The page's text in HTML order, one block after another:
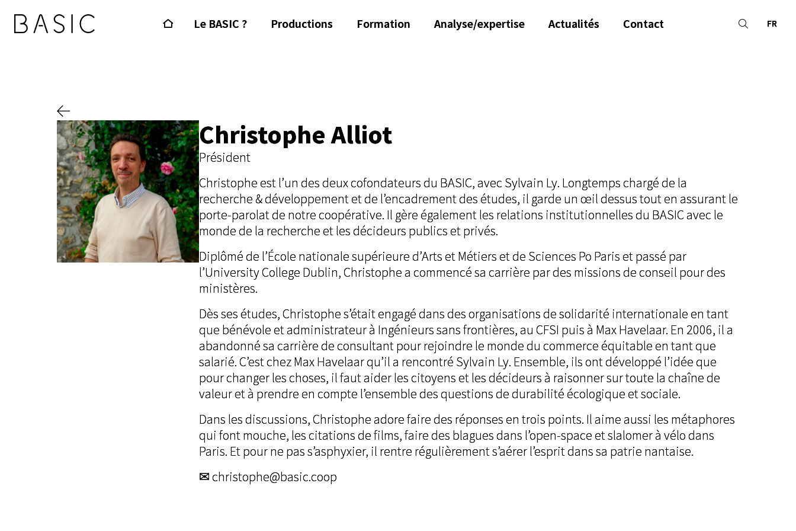
Le BASIC ? Productions Formation Analyse/expertise Actualités Contact FR
Christophe Alliot
Président
Christophe est l’un des deux cofondateurs du BASIC, avec Sylvain Ly. Longtemps chargé de la
recherche & développement et de l’encadrement des études, il garde un œil dessus tout en assurant le
porte-parolat de notre coopérative. Il gère également les relations institutionnelles du BASIC avec le
monde de la recherche et les décideurs publics et privés.
Diplômé de l’École nationale supérieure d’Arts et Métiers et de Sciences Po Paris et passé par
l’University College Dublin, Christophe a commencé sa carrière par des missions de conseil pour des
ministères.
Dès ses études, Christophe s’était engagé dans des organisations de solidarité internationale en tant
que bénévole et administrateur à Ingénieurs sans frontières, au CFSI puis à Max Havelaar. En 2006, il a
abandonné sa carrière de consultant pour rejoindre le monde du commerce équitable en tant que
salarié. C’est chez Max Havelaar qu’il a rencontré Sylvain Ly. Ensemble, ils ont développé l’idée que
pour changer les choses, il faut aider les citoyens et les décideurs à raisonner sur toute la chaîne de
valeur et à prendre en compte l’ensemble des questions de durabilité écologique et sociale.
Dans les discussions, Christophe adore faire des réponses en trois points. Il aime aussi les métaphores
qui font mouche, les citations de films, faire des blagues dans l’open-space et slalomer à vélo dans
Paris. Et pour ne pas s’asphyxier, il rentre régulièrement s’aérer l’esprit dans sa patrie nantaise.
✉ christophe@basic.coop